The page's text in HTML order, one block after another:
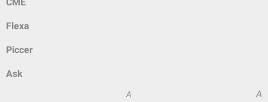
Flexa
Piccer
Ask
A A